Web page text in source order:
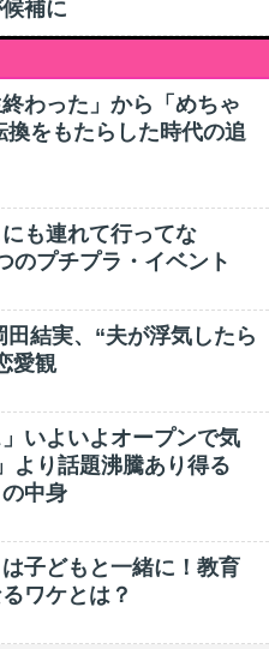
補に
わった」から「めちゃ
をもたらした時代の追
も連れて行ってな
プチプラ・イベント
結実、“夫が浮気したら
愛観
いよいよオープンで気
り話題沸騰あり得る
中身
子どもと一緒に！教育
ワケとは？